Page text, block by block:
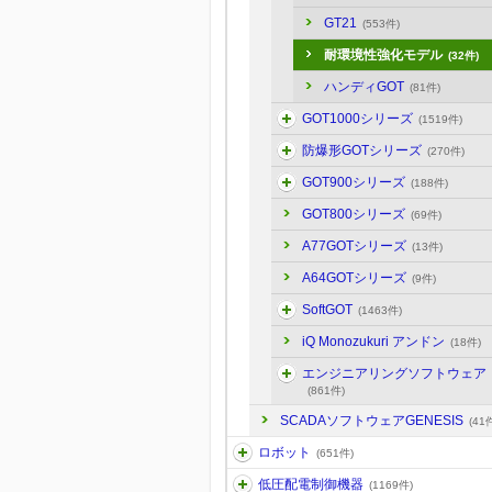
GT21 (553件)
耐環境性強化モデル (32件)
ハンディGOT (81件)
GOT1000シリーズ (1519件)
防爆形GOTシリーズ (270件)
GOT900シリーズ (188件)
GOT800シリーズ (69件)
A77GOTシリーズ (13件)
A64GOTシリーズ (9件)
SoftGOT (1463件)
iQ Monozukuri アンドン (18件)
エンジニアリングソフトウェア
(861件)
SCADAソフトウェアGENESIS (41
ロボット (651件)
低圧配電制御機器 (1169件)